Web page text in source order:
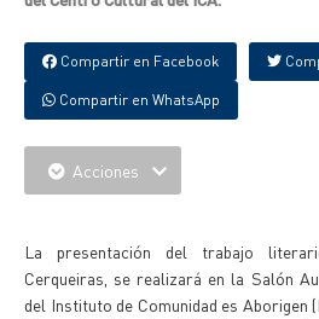
Compartir en Facebook
Compartir en WhatsApp
Acciones
La presentación del trabajo
Cerqueiras, se realizará en la Salón
del Instituto de Comunidad es Aborigen